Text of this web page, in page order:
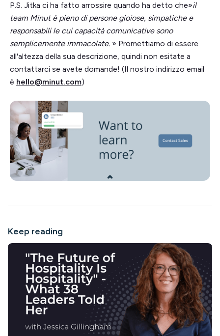
P.S. Jitka ci ha fatto arrossire quando ha detto che»il
team Minut è pieno di persone gioiose, simpatiche e
responsabili le cui capacità comunicative sono
semplicemente immacolate. » Promettiamo di essere
all'altezza della sua descrizione, quindi non esitate a
contattarci se avete domande! (Il nostro indirizzo email
è hello@minut.com)
Keep reading